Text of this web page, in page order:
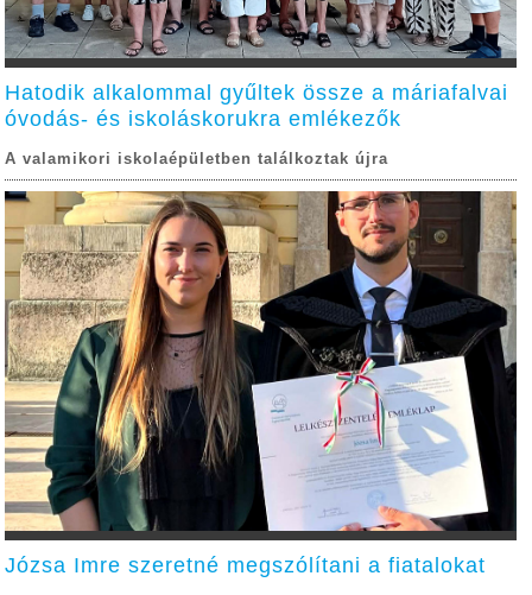
Hatodik alkalommal gyűltek össze a máriafalvai
óvodás- és iskoláskorukra emlékezők
A valamikori iskolaépületben találkoztak újra
Józsa Imre szeretné megszólítani a fiatalokat